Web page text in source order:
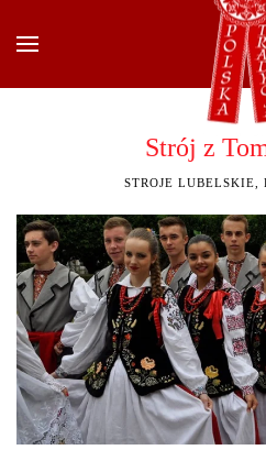
Przejdź do głównej treści
Strój z
STROJE LUBELSKIE,